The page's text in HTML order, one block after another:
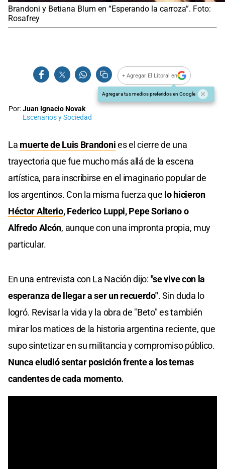
Brandoni y Betiana Blum en “Esperando la carroza”. Foto:
Rosafrey
+ Agregar El Litoral en
Agregar a tus medios preferidos en Google
Por:Juan Ignacio Novak
Escenarios y Sociedad
La muerte de Luis Brandonies el cierre de una
trayectoria que fue mucho más allá de la escena
artística, para inscribirse en el imaginario popular de
los argentinos. Con la misma fuerza que lo hicieron
Héctor Alterio, Federico Luppi, Pepe Soriano o
Alfredo Alcón, aunque con una impronta propia, muy
particular.
En una entrevista con La Nación dijo: "se vive con la
esperanza de llegar a ser un recuerdo". Sin duda lo
logró. Revisar la vida y la obra de "Beto" es también
mirar los matices de la historia argentina reciente, que
supo sintetizar en su militancia y compromiso público.
Nunca eludió sentar posición frente a los temas
candentes de cada momento.